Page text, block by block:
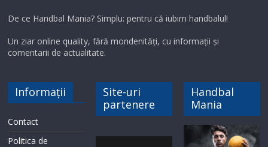
De ce Handbal Mania? Simplu: pentru că iubim handbalul!
Un ziar online quality, fără mondenități, cu informații și
comentarii de actualitate.
Informații
Contact
Politica de
Site-uri
partenere
Handbal
Mania